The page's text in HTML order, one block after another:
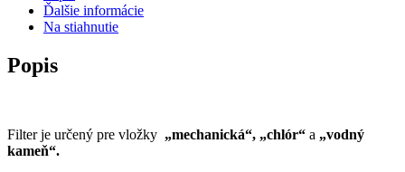
Ďalšie informácie
Na stiahnutie
Popis
Filter je určený pre vložky „mechanická“, „chlór“ a „vodný
kameň“.